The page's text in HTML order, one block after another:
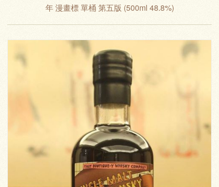
年 漫畫標 單桶 第五版 (500ml 48.8%)